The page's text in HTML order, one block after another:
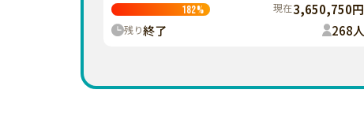
182% 現在3,650,750円
残り終了 268人